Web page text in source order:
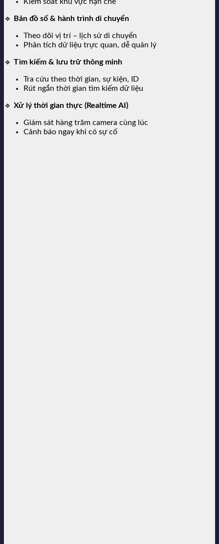
Kiểm soát khu vực hạn chế
🔹 Bản đồ số & hành trình di chuyển
Theo dõi vị trí – lịch sử di chuyển
Phân tích dữ liệu trực quan, dễ quản lý
🔹 Tìm kiếm & lưu trữ thông minh
Tra cứu theo thời gian, sự kiện, ID
Rút ngắn thời gian tìm kiếm dữ liệu
🔹 Xử lý thời gian thực (Realtime AI)
Giám sát hàng trăm camera cùng lúc
Cảnh báo ngay khi có sự cố